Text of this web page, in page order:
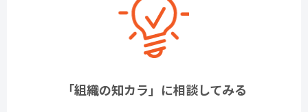
「組織の知カラ」に相談してみる